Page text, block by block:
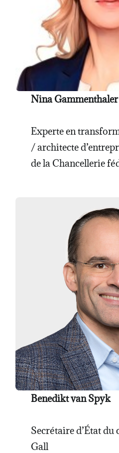
Nina Gammenthaler
Experte en
/ architecte
de la Chancellerie
Benedikt van Spyk
Secrétaire d’État du
Gall